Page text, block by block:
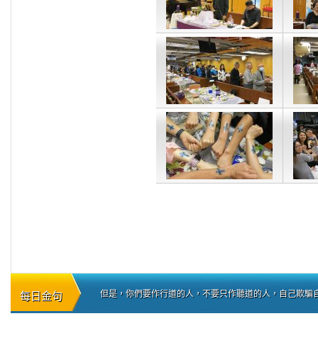
每日金句 但是，你們要作行道的人，不要只作聽道的人，自己欺騙